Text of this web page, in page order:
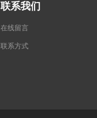
联系我们
在线留言
联系方式